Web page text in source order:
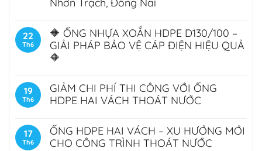
Nhơn Trạch, Đồng Nai
22
Th6
🔶 ỐNG NHỰA XOẮN HDPE D130/100 –
GIẢI PHÁP BẢO VỆ CÁP ĐIỆN HIỆU QUẢ
🔶
19
Th6
GIẢM CHI PHÍ THI CÔNG VỚI ỐNG
HDPE HAI VÁCH THOÁT NƯỚC
17
Th6
ỐNG HDPE HAI VÁCH – XU HƯỚNG MỚI
CHO CÔNG TRÌNH THOÁT NƯỚC